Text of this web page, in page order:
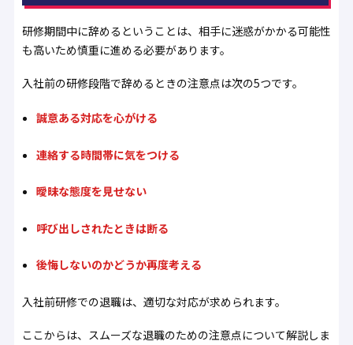
研修期間中に辞めるということは、相手に迷惑がかかる可能性
も高いため慎重に進める必要があります。
入社前の研修段階で辞めるときの注意点は次の5つです。
誠意ある対応を心がける
連絡する時間帯に気をつける
曖昧な態度を見せない
呼び出しされたときは断る
後悔しないのかどうか再度考える
入社前研修での退職は、適切な対応が求められます。
ここからは、スムーズな退職のための注意点について解説しま